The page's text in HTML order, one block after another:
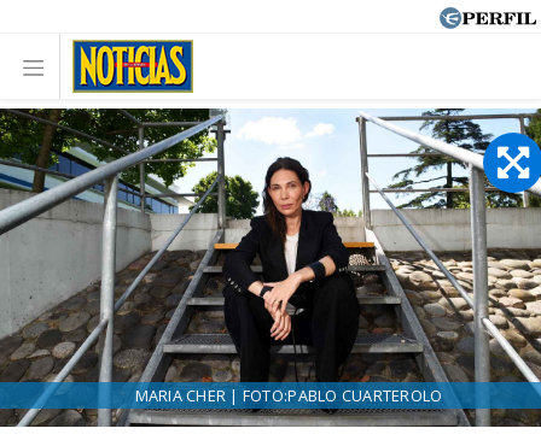
MARIA CHER | FOTO:PABLO CUARTEROLO